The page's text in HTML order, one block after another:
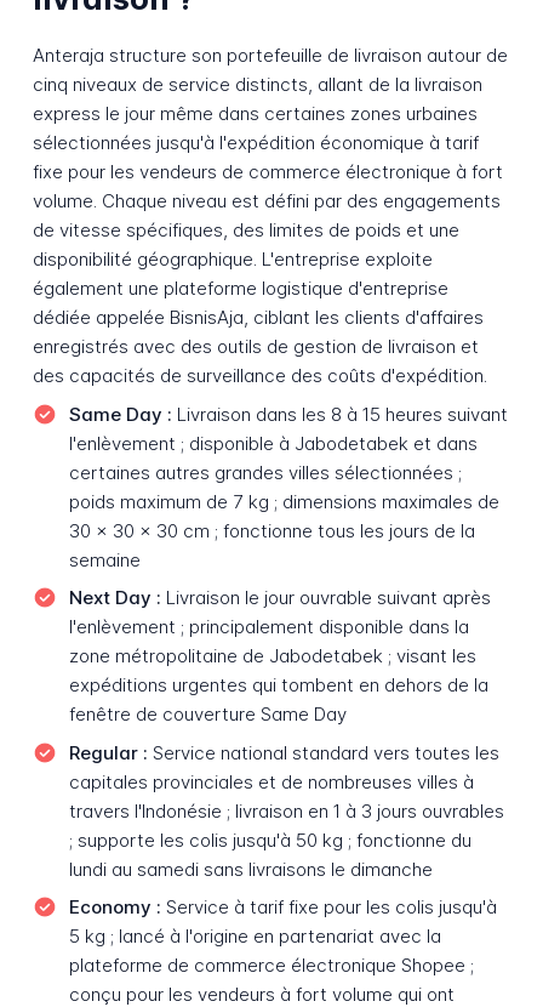
Anteraja structure son portefeuille de livraison autour de
cinq niveaux de service distincts, allant de la livraison
express le jour même dans certaines zones urbaines
sélectionnées jusqu'à l'expédition économique à tarif
fixe pour les vendeurs de commerce électronique à fort
volume. Chaque niveau est défini par des engagements
de vitesse spécifiques, des limites de poids et une
disponibilité géographique. L'entreprise exploite
également une plateforme logistique d'entreprise
dédiée appelée BisnisAja, ciblant les clients d'affaires
enregistrés avec des outils de gestion de livraison et
des capacités de surveillance des coûts d'expédition.
Same Day : Livraison dans les 8 à 15 heures suivant
l'enlèvement ; disponible à Jabodetabek et dans
certaines autres grandes villes sélectionnées ;
poids maximum de 7 kg ; dimensions maximales de
30 x 30 x 30 cm ; fonctionne tous les jours de la
semaine
Next Day : Livraison le jour ouvrable suivant après
l'enlèvement ; principalement disponible dans la
zone métropolitaine de Jabodetabek ; visant les
expéditions urgentes qui tombent en dehors de la
fenêtre de couverture Same Day
Regular : Service national standard vers toutes les
capitales provinciales et de nombreuses villes à
travers l'Indonésie ; livraison en 1 à 3 jours ouvrables
; supporte les colis jusqu'à 50 kg ; fonctionne du
lundi au samedi sans livraisons le dimanche
Economy : Service à tarif fixe pour les colis jusqu'à
5 kg ; lancé à l'origine en partenariat avec la
plateforme de commerce électronique Shopee ;
conçu pour les vendeurs à fort volume qui ont